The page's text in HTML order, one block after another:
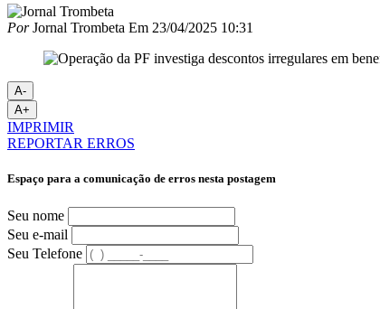
PorJornal Trombeta Em 23/04/2025 10:31
A-
A+
IMPRIMIR
REPORTAR ERROS
Espaço para a comunicação de erros nesta postagem
Seu nome
Seu e-mail
Seu Telefone